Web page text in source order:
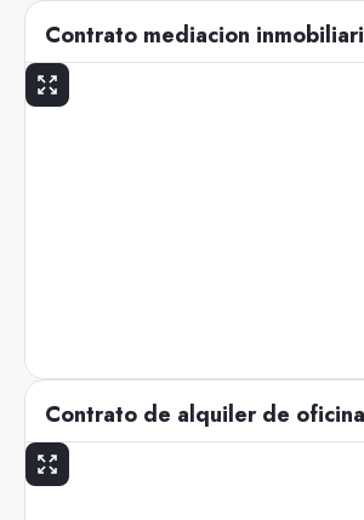
Contrato mediacion
Contrato de alquiler de oficina